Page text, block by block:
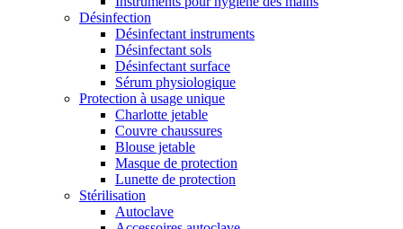
Désinfection
Désinfectant instruments
Désinfectant sols
Désinfectant surface
Sérum physiologique
Protection à usage unique
Charlotte jetable
Couvre chaussures
Blouse jetable
Masque de protection
Lunette de protection
Stérilisation
Autoclave